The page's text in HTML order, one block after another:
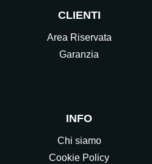
CLIENTI
Area Riservata
Garanzia
INFO
Chi siamo
Cookie Policy